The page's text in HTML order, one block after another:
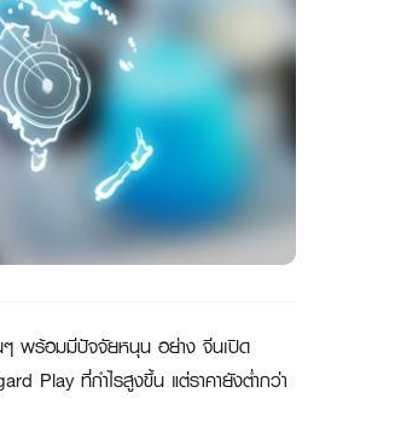
ๆ พร้อมมีปัจจัยหนุน อย่าง จีนเปิด
Play ที่กำไรสูงขึ้น แต่ราคายังต่ำกว่า